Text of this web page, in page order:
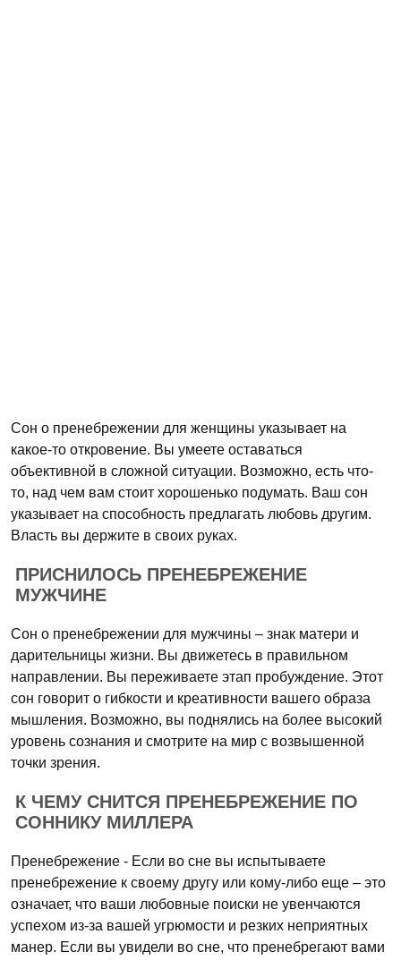
Сон о пренебрежении для женщины указывает на
какое-то откровение. Вы умеете оставаться
объективной в сложной ситуации. Возможно, есть что-
то, над чем вам стоит хорошенько подумать. Ваш сон
указывает на способность предлагать любовь другим.
Власть вы держите в своих руках.
ПРИСНИЛОСЬ ПРЕНЕБРЕЖЕНИЕ
МУЖЧИНЕ
Сон о пренебрежении для мужчины – знак матери и
дарительницы жизни. Вы движетесь в правильном
направлении. Вы переживаете этап пробуждение. Этот
сон говорит о гибкости и креативности вашего образа
мышления. Возможно, вы поднялись на более высокий
уровень сознания и смотрите на мир с возвышенной
точки зрения.
К ЧЕМУ СНИТСЯ ПРЕНЕБРЕЖЕНИЕ ПО
СОННИКУ МИЛЛЕРА
Пренебрежение - Если во сне вы испытываете
пренебрежение к своему другу или кому-либо еще – это
означает, что ваши любовные поиски не увенчаются
успехом из-за вашей угрюмости и резких неприятных
манер. Если вы увидели во сне, что пренебрегают вами